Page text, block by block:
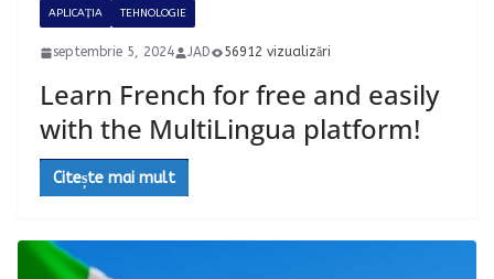
APLICAȚIA TEHNOLOGIE
septembrie 5, 2024 JAD 56912 vizualizări
Learn French for free and easily
with the MultiLingua platform!
Citește mai mult